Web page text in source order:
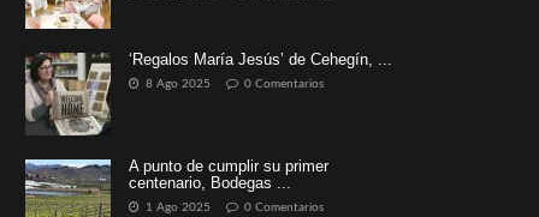
‘Regalos María Jesús’ de Cehegín, ...
8 Ago 2025 0 Comentarios
A punto de cumplir su primer
centenario, Bodegas ...
1 Ago 2025 0 Comentarios